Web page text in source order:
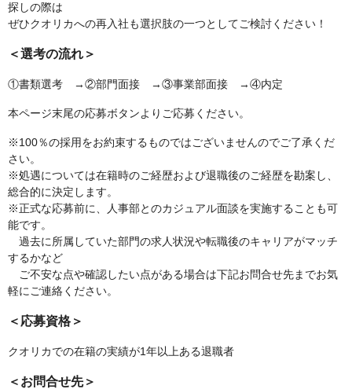
探しの際は
ぜひクオリカへの再入社も選択肢の一つとしてご検討ください！
＜選考の流れ＞
①書類選考 →②部門面接 →③事業部面接 →④内定
本ページ末尾の応募ボタンよりご応募ください。
※100％の採用をお約束するものではございませんのでご了承くだ
さい。
※処遇については在籍時のご経歴および退職後のご経歴を勘案し、
総合的に決定します。
※正式な応募前に、人事部とのカジュアル面談を実施することも可
能です。
過去に所属していた部門の求人状況や転職後のキャリアがマッチ
するかなど
ご不安な点や確認したい点がある場合は下記お問合せ先までお気
軽にご連絡ください。
＜応募資格＞
クオリカでの在籍の実績が1年以上ある退職者
＜お問合せ先＞